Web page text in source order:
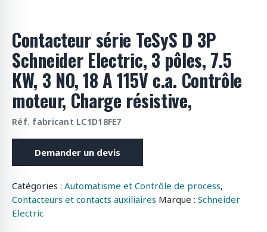
Contacteur série TeSyS D 3P
Schneider Electric, 3 pôles, 7.5
KW, 3 NO, 18 A 115V c.a. Contrôle
moteur, Charge résistive,
Réf. fabricant LC1D18FE7
Demander un devis
Catégories : Automatisme et Contrôle de process,
Contacteurs et contacts auxiliaires Marque : Schneider
Electric